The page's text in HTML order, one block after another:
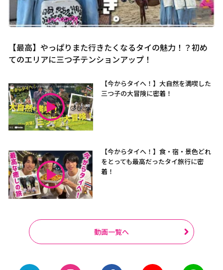
【最高】やっぱりまた行きたくなるタイの魅力！？初め
てのエリアに三つ子テンションアップ！
【今からタイへ！】大自然を満喫した
三つ子の大冒険に密着！
【今からタイへ！】食・宿・景色どれ
をとっても最高だったタイ旅行に密
着！
動画一覧へ